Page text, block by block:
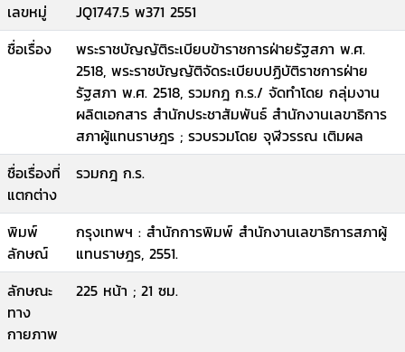
เลขหมู่
JQ1747.5 พ371 2551
ชื่อเรื่อง
พระราชบัญญัติระเบียบข้าราชการฝ่ายรัฐสภา พ.ศ.
2518, พระราชบัญญัติจัดระเบียบปฏิบัติราชการฝ่าย
รัฐสภา พ.ศ. 2518, รวมกฎ ก.ร./ จัดทำโดย กลุ่มงาน
ผลิตเอกสาร สำนักประชาสัมพันธ์ สำนักงานเลขาธิการ
สภาผู้แทนราษฎร ; รวบรวมโดย จุฬีวรรณ เติมผล
ชื่อเรื่องที่
แตกต่าง
รวมกฎ ก.ร.
พิมพ์
ลักษณ์
กรุงเทพฯ : สำนักการพิมพ์ สำนักงานเลขาธิการสภาผู้
แทนราษฎร, 2551.
ลักษณะ
ทาง
กายภาพ
225 หน้า ; 21 ซม.